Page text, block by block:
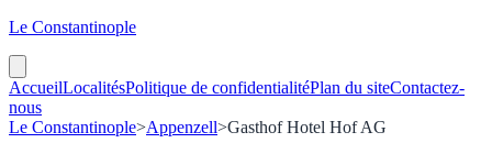
Le Constantinople
AccueilLocalitésPolitique de confidentialitéPlan du siteContactez-
nous
Le Constantinople>Appenzell>Gasthof Hotel Hof AG